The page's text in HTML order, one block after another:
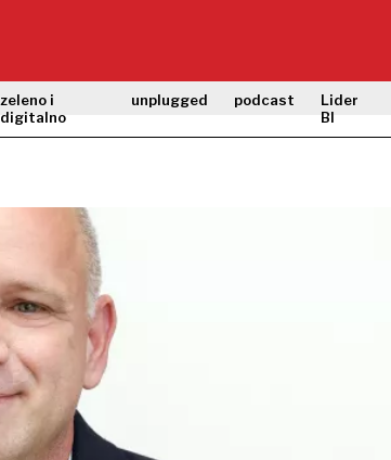
zeleno i
digitalno
unplugged podcast
Lider
BI